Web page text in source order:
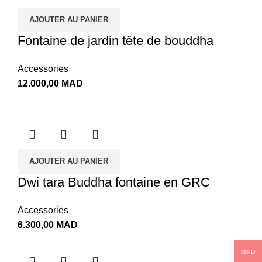
AJOUTER AU PANIER
Fontaine de jardin tête de bouddha
Accessories
12.000,00 MAD
AJOUTER AU PANIER
Dwi tara Buddha fontaine en GRC
Accessories
6.300,00 MAD
MAD